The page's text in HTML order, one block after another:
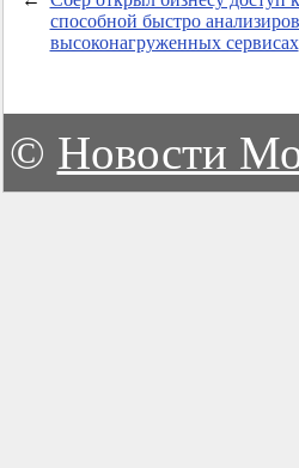
способной быстро
высоконагруженных сервисах
© Новости